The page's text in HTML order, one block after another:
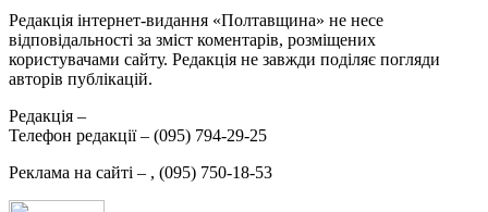
Редакція інтернет-видання «Полтавщина» не несе
відповідальності за зміст коментарів, розміщених
користувачами сайту. Редакція не завжди поділяє погляди
авторів публікацій.
Редакція –
Телефон редакції – (095) 794-29-25
Реклама на сайті – , (095) 750-18-53